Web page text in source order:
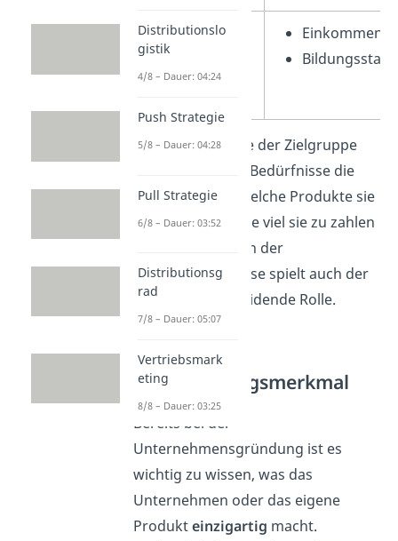
Geschlecht
Wohnort
Einkommen
Bildungsstand
Durch die Analyse der Zielgruppe
weißt du, welche Bedürfnisse die
Kunden haben, welche Produkte sie
benötigen und wie viel sie zu zahlen
bereit sind. Neben der
Zielgruppenanalyse spielt auch der
USP
eine entscheidende Rolle.
2. USP –
Alleinstellungsmerkmal
Bereits bei der
Unternehmensgründung ist es
wichtig zu wissen, was das
Unternehmen oder das eigene
Produkteinzigartig macht.
Distributionslo
gistik
4/8 – Dauer: 04:24
Push Strategie
5/8 – Dauer: 04:28
Pull Strategie
6/8 – Dauer: 03:52
Distributionsg
rad
7/8 – Dauer: 05:07
Vertriebsmark
eting
8/8 – Dauer: 03:25